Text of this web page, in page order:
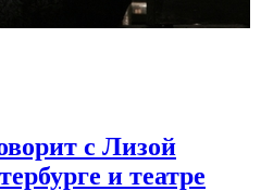
с Лизой
и театре